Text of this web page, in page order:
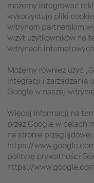
możemy integrować
wykorzystuje pliki
witrynom partnerskim
wizyt użytkowników na
witrynach
Możemy również użyć
integracji i zarządzania
Google w naszej
Więcej informacji na
przez Google w celach
na stronie przeglądowej:
https://
politykę prywatności
https://